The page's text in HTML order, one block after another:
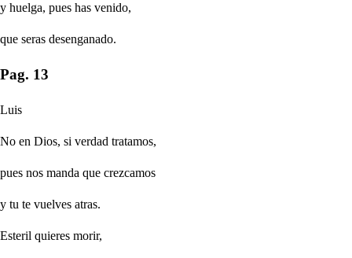
y huelga, pues has venido,
que seras desenganado.
Pag. 13
Luis
No en Dios, si verdad tratamos,
pues nos manda que crezcamos
y tu te vuelves atras.
Esteril quieres morir,